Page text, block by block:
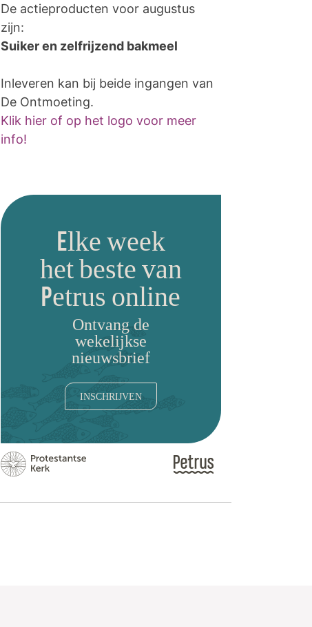
De actieproducten voor augustus
zijn:
Suiker en zelfrijzend bakmeel
Inleveren kan bij beide ingangen van
De Ontmoeting.
Klik hier of op het logo voor meer
info!
Elke week
het beste van
Petrus online
Ontvang de
wekelijkse
nieuwsbrief
INSCHRIJVEN